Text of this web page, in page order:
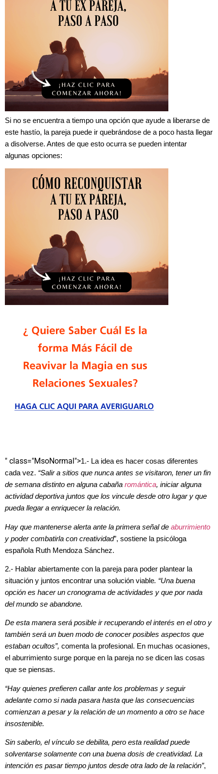
Si no se encuentra a tiempo una opción que ayude a liberarse de
este hastío, la pareja puede ir quebrándose de a poco hasta llegar
a disolverse. Antes de que esto ocurra se pueden intentar
algunas opciones:
" class="MsoNormal">1.- La idea es hacer cosas diferentes
cada vez. “Salir a sitios que nunca antes se visitaron, tener un fin
de semana distinto en alguna cabaña romántica, iniciar alguna
actividad deportiva juntos que los vincule desde otro lugar y que
pueda llegar a enriquecer la relación.
Hay que mantenerse alerta ante la primera señal de aburrimiento
y poder combatirla con creatividad”, sostiene la psicóloga
española Ruth Mendoza Sánchez.
2.- Hablar abiertamente con la pareja para poder plantear la
situación y juntos encontrar una solución viable. “Una buena
opción es hacer un cronograma de actividades y que por nada
del mundo se abandone.
De esta manera será posible ir recuperando el interés en el otro y
también será un buen modo de conocer posibles aspectos que
estaban ocultos”, comenta la profesional. En muchas ocasiones,
el aburrimiento surge porque en la pareja no se dicen las cosas
que se piensas.
“Hay quienes prefieren callar ante los problemas y seguir
adelante como si nada pasara hasta que las consecuencias
comienzan a pesar y la relación de un momento a otro se hace
insostenible.
Sin saberlo, el vínculo se debilita, pero esta realidad puede
solventarse solamente con una buena dosis de creatividad. La
intención es pasar tiempo juntos desde otra lado de la relación”,